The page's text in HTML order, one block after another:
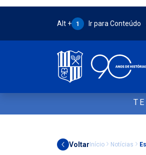
1
Voltar Início Notícias